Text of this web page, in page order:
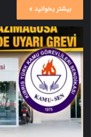
بیشتر بخوانید »